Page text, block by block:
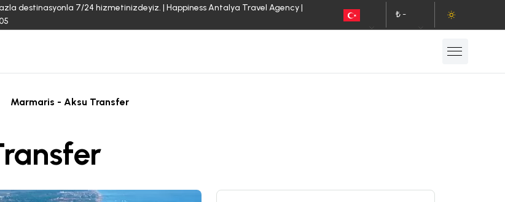
destinasyonla 7/24 hizmetinizdeyiz. | Happiness Antalya Travel Agency |
₺ -
Marmaris - Aksu Transfer